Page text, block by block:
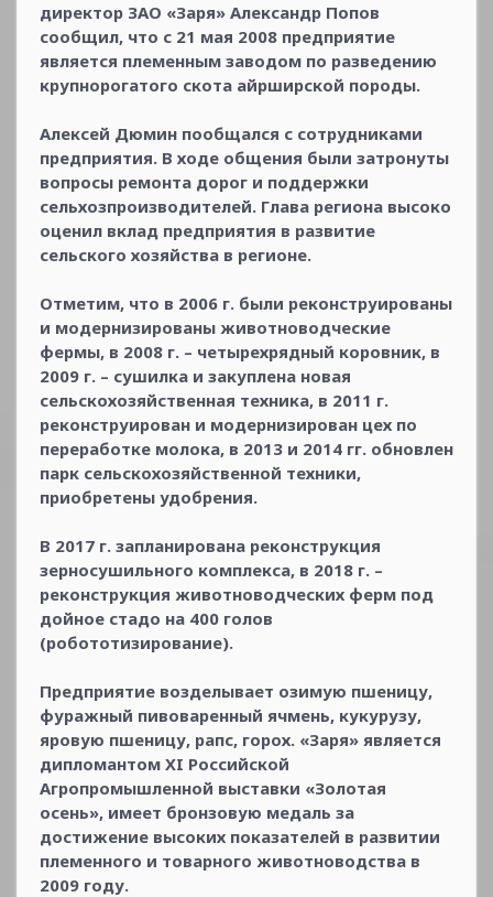
директор ЗАО «Заря» Александр Попов
сообщил, что с 21 мая 2008 предприятие
является племенным заводом по разведению
крупнорогатого скота айрширской породы.
Алексей Дюмин пообщался с сотрудниками
предприятия. В ходе общения были затронуты
вопросы ремонта дорог и поддержки
сельхозпроизводителей. Глава региона высоко
оценил вклад предприятия в развитие
сельского хозяйства в регионе.
Отметим, что в 2006 г. были реконструированы
и модернизированы животноводческие
фермы, в 2008 г. – четырехрядный коровник, в
2009 г. – сушилка и закуплена новая
сельскохозяйственная техника, в 2011 г.
реконструирован и модернизирован цех по
переработке молока, в 2013 и 2014 гг. обновлен
парк сельскохозяйственной техники,
приобретены удобрения.
В 2017 г. запланирована реконструкция
зерносушильного комплекса, в 2018 г. –
реконструкция животноводческих ферм под
дойное стадо на 400 голов
(робототизирование).
Предприятие возделывает озимую пшеницу,
фуражный пивоваренный ячмень, кукурузу,
яровую пшеницу, рапс, горох. «Заря» является
дипломантом XI Российской
Агропромышленной выставки «Золотая
осень», имеет бронзовую медаль за
достижение высоких показателей в развитии
племенного и товарного животноводства в
2009 году.